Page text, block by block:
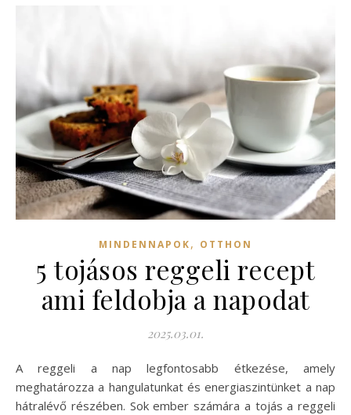
MINDENNAPOK, OTTHON
5 tojásos reggeli recept
ami feldobja a napodat
2025.03.01.
A reggeli a nap legfontosabb étkezése, amely
meghatározza a hangulatunkat és energiaszintünket a nap
hátralévő részében. Sok ember számára a tojás a reggeli